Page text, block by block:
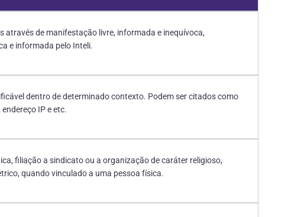
de manifestação livre, informada e inequívoca,
e informada pelo Inteli.
dentro de determinado contexto. Podem ser citados como
IP e etc.
filiação a sindicato ou a organização de caráter religioso,
quando vinculado a uma pessoa física.